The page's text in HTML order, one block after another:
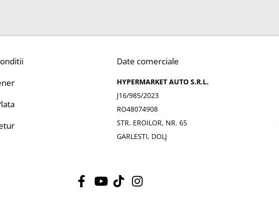
Date comerciale
HYPERMARKET AUTO S.R.L.
J16/985/2023
RO48074908
STR. EROILOR, NR. 65
GARLESTI, DOLJ